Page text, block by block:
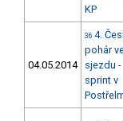
KP
04.05.2014
36 4.
pohár
sjezdu -
sprint v